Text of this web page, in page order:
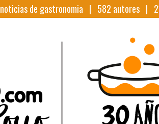
noticias de gastronomia | 582 autores |